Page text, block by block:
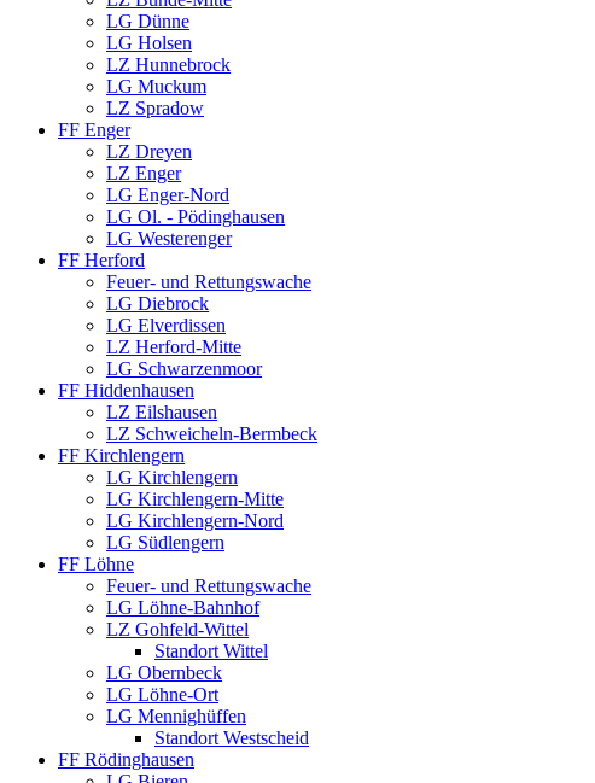
LG Dünne
LG Holsen
LZ Hunnebrock
LG Muckum
LZ Spradow
FF Enger
LZ Dreyen
LZ Enger
LG Enger-Nord
LG Ol. - Pödinghausen
LG Westerenger
FF Herford
Feuer- und Rettungswache
LG Diebrock
LG Elverdissen
LZ Herford-Mitte
LG Schwarzenmoor
FF Hiddenhausen
LZ Eilshausen
LZ Schweicheln-Bermbeck
FF Kirchlengern
LG Kirchlengern
LG Kirchlengern-Mitte
LG Kirchlengern-Nord
LG Südlengern
FF Löhne
Feuer- und Rettungswache
LG Löhne-Bahnhof
LZ Gohfeld-Wittel
Standort Wittel
LG Obernbeck
LG Löhne-Ort
LG Mennighüffen
Standort Westscheid
FF Rödinghausen